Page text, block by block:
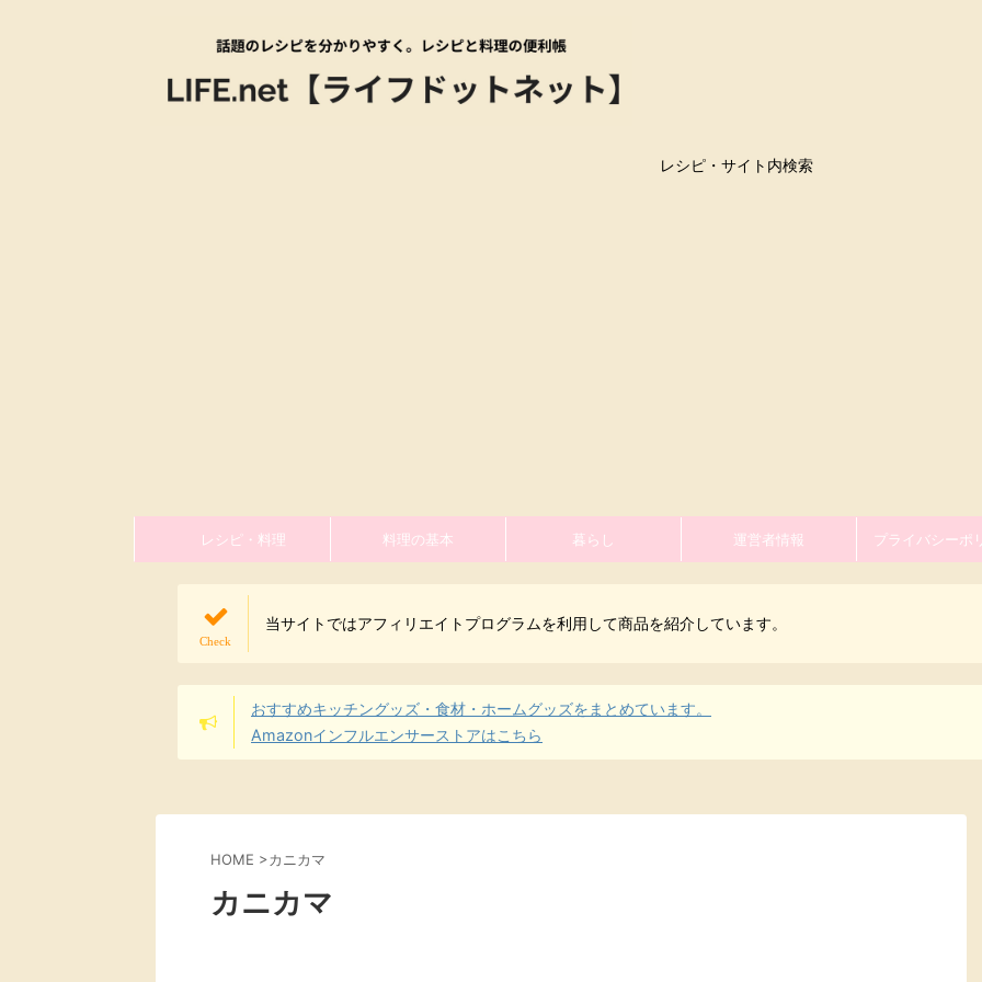
レシピ・サイト内検索
レシピ・料理 料理の基本 暮らし 運営者情報 プライバシーポ
当サイトではアフィリエイトプログラムを利用して商品を紹介しています。
おすすめキッチングッズ・食材・ホームグッズをまとめています。
Amazonインフルエンサーストアはこちら
HOME >カニカマ
カニカマ